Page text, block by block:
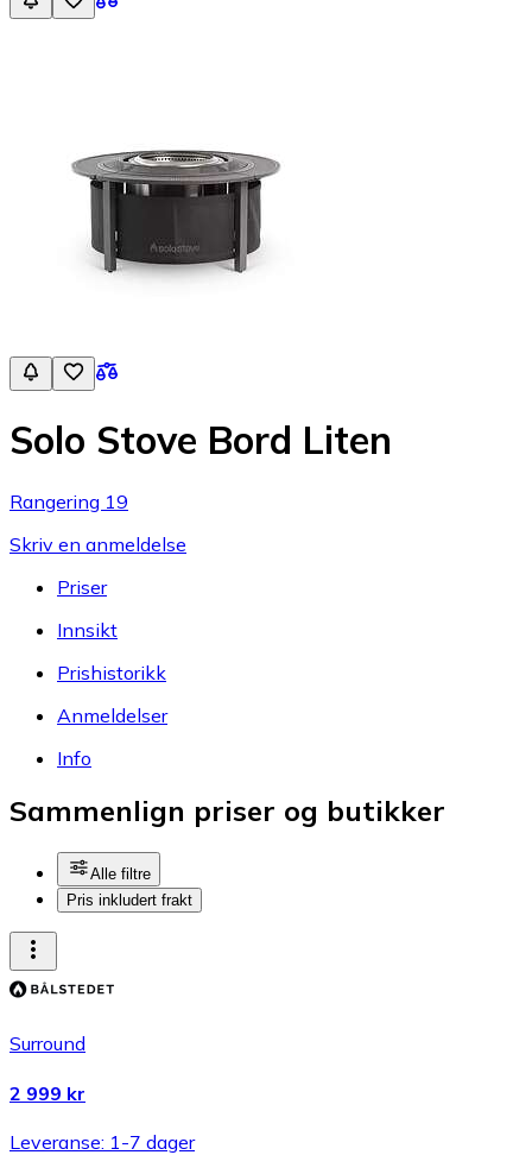
Solo Stove Bord Liten
Rangering 19
Skriv en anmeldelse
Priser
Innsikt
Prishistorikk
Anmeldelser
Info
Sammenlign priser og butikker
Alle filtre
Pris inkludert frakt
Surround
2 999 kr
Leveranse: 1-7 dager